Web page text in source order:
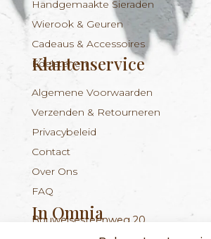
Handgemaakte Sieraden
Wierook & Geuren
Cadeaus & Accessoires
Edelstenen
Klantenservice
Algemene Voorwaarden
Verzenden & Retourneren
Privacybeleid
Contact
Over Ons
FAQ
In Omnia
Bouwelsesteenweg 20
+324 56 96 16 94